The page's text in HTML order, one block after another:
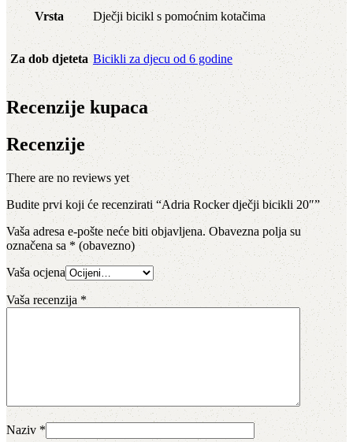
Vrsta Dječji bicikl s pomoćnim kotačima
Za dob djeteta Bicikli za djecu od 6 godine
Recenzije kupaca
Recenzije
There are no reviews yet
Budite prvi koji će recenzirati “Adria Rocker dječji bicikli 20″”
Vaša adresa e-pošte neće biti objavljena. Obavezna polja su
označena sa * (obavezno)
Vaša ocjena
Vaša recenzija*
Naziv *